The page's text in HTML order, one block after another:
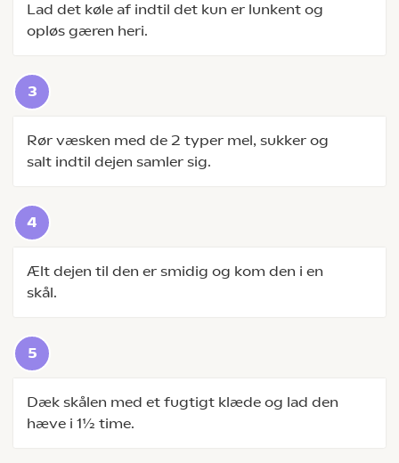
Lad det køle af indtil det kun er lunkent og
opløs gæren heri.
Rør væsken med de 2 typer mel, sukker og
salt indtil dejen samler sig.
Ælt dejen til den er smidig og kom den i en
skål.
Dæk skålen med et fugtigt klæde og lad den
hæve i 1½ time.